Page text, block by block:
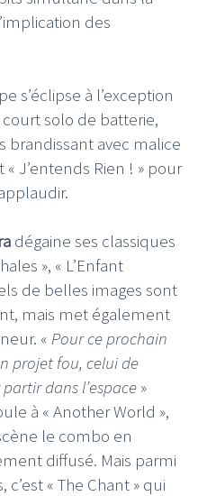
des
s’éclipse à l’exception
solo de batterie,
brandissant avec malice
J’entends Rien ! » pour
dégaine ses classiques
», « L’Enfant
de belles images sont
mais met également
« Pour ce prochain
projet fou, celui de
dans l’espace »
à « Another World »,
le combo en
diffusé. Mais parmi
« The Chant » qui